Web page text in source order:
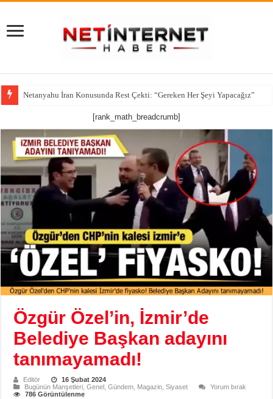
Netanyahu İran Konusunda Rest Çekti: “Gereken Her Şeyi Yapacağız”
CNN’den çarpıcı iddia: ABD’nin kritik füze stokları alarm veriyor
[rank_math_breadcrumb]
Özgür Özel’in, İzmir’de
Belediye Başkan adayını
tanımayamadı!
Editör
16 Şubat 2024
Bugünün Manşetleri ,Genel ,Gündem Magazin ,Siyaset
Yorum bırak
786 Görüntülenme